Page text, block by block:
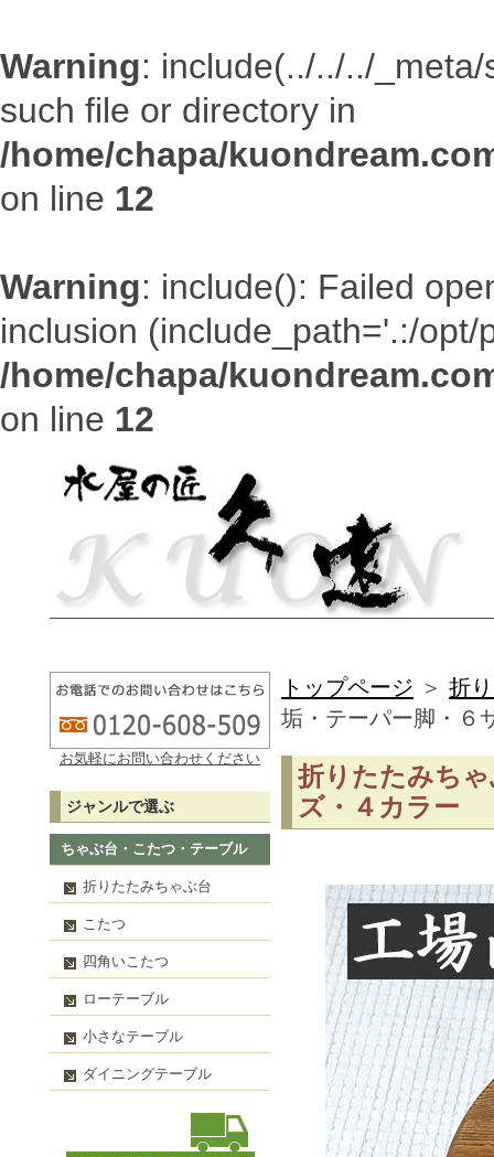
Warning: include(../../../
such file or directory in
/home/chapa/
on line 12
Warning: include(): Failed
inclusion (include_path='.:/
/home/chapa/
on line 12
お気軽にお問い合わせください
ジャンルで選ぶ
ちゃぶ台・こたつ・テーブル
折りたたみちゃぶ台
こたつ
四角いこたつ
ローテーブル
小さなテーブル
ダイニングテーブル
トップページ ＞ 折
垢・テーパー脚・６
折りたたみち
ズ・４カラー